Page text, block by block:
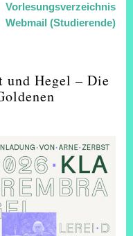
Vorlesungsverzeichnis
Webmail (Studierende)
und Hegel – Die